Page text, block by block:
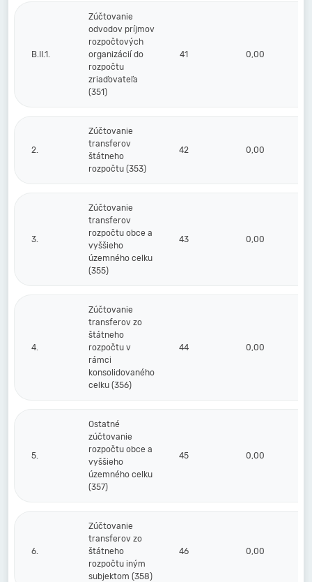
B.II.1.
Zúčtovanie
odvodov príjmov
rozpočtových
organizácií do
rozpočtu
zriaďovateľa
(351)
41 0,00
2.
Zúčtovanie
transferov
štátneho
rozpočtu (353)
42 0,00
3.
Zúčtovanie
transferov
rozpočtu obce a
vyššieho
územného celku
(355)
43 0,00
4.
Zúčtovanie
transferov zo
štátneho
rozpočtu v
rámci
konsolidovaného
celku (356)
44 0,00
5.
Ostatné
zúčtovanie
rozpočtu obce a
vyššieho
územného celku
(357)
45 0,00
6.
Zúčtovanie
transferov zo
štátneho
rozpočtu iným
subjektom (358)
46 0,00